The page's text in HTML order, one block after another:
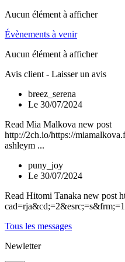
Aucun élément à afficher
Évènements à venir
Aucun élément à afficher
Avis client - Laisser un avis
breez_serena
Le 30/07/2024
Read Mia Malkova new post
http://2ch.io/https://
ashleym ...
puny_joy
Le 30/07/2024
Read Hitomi Tanaka new post
Tous les messages
Newletter